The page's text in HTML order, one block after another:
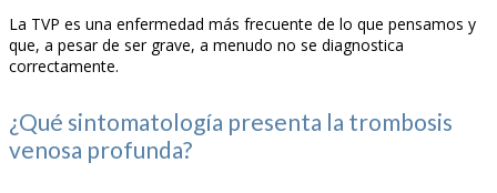
La TVP es una enfermedad más frecuente de lo que pensamos y
que, a pesar de ser grave, a menudo no se diagnostica
correctamente.
¿Qué sintomatología presenta la trombosis
venosa profunda?